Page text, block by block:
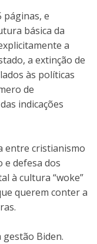
páginas, e
básica da
a
a extinção de
às políticas
de
indicações
entre cristianismo
e defesa dos
à cultura “woke”
querem conter a
Biden.